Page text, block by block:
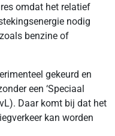
omdat het relatief
nodig
benzine of
gekeurd en
een ‘Speciaal
Daar komt bij dat het
kan worden